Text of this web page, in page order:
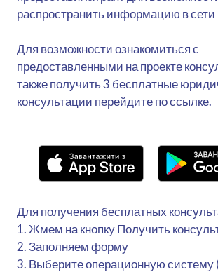
распространить информацию в сети
Для возможности ознакомиться с
предоставленными на проекте
также получить 3 бесплатные
консультации перейдите по ссылке.
Для получения бесплатных
1. Жмем на кнопку Получить
2. Заполняем форму
3. Выберите операционную